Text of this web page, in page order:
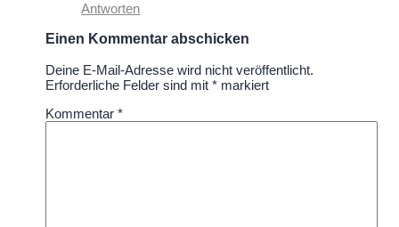
Antworten
Einen Kommentar abschicken
Deine E-Mail-Adresse wird nicht veröffentlicht.
Erforderliche Felder sind mit* markiert
Kommentar*